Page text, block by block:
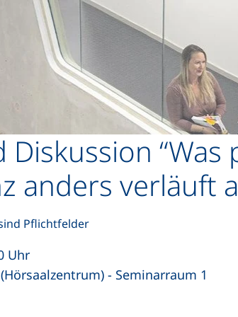
Direkt zum Inhalt
“Was
anders verläuft
Pflichtfelder
Uhr
- Seminarraum 1